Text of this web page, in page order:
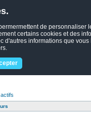
de
certains cookies et des
d'autres informations que